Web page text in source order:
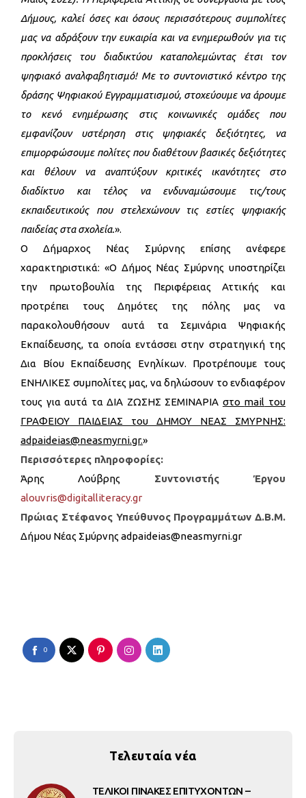
Δήμους, καλεί όσες και όσους περισσότερους συμπολίτες
μας να αδράξουν την ευκαιρία και να ενημερωθούν για τις
προκλήσεις του διαδικτύου καταπολεμώντας έτσι τον
ψηφιακό αναλφαβητισμό! Με το συντονιστικό κέντρο της
δράσης Ψηφιακού Εγγραμματισμού, στοχεύουμε να άρουμε
το κενό ενημέρωσης στις κοινωνικές ομάδες που
εμφανίζουν υστέρηση στις ψηφιακές δεξιότητες, να
επιμορφώσουμε πολίτες που διαθέτουν βασικές δεξιότητες
και θέλουν να αναπτύξουν κριτικές ικανότητες στο
διαδίκτυο και τέλος να ενδυναμώσουμε τις/τους
εκπαιδευτικούς που στελεχώνουν τις εστίες ψηφιακής
παιδείας στα σχολεία.».
Ο Δήμαρχος Νέας Σμύρνης επίσης ανέφερε
χαρακτηριστικά: «Ο Δήμος Νέας Σμύρνης υποστηρίζει
την πρωτοβουλία της Περιφέρειας Αττικής και
προτρέπει τους Δημότες της πόλης μας να
παρακολουθήσουν αυτά τα Σεμινάρια Ψηφιακής
Εκπαίδευσης, τα οποία εντάσσει στην στρατηγική της
Δια Βίου Εκπαίδευσης Ενηλίκων. Προτρέπουμε τους
ΕΝΗΛΙΚΕΣ συμπολίτες μας, να δηλώσουν το ενδιαφέρον
τους για αυτά τα ΔΙΑ ΖΩΣΗΣ ΣΕΜΙΝΑΡΙΑ στο mail του
ΓΡΑΦΕΙΟΥ ΠΑΙΔΕΙΑΣ του ΔΗΜΟΥ ΝΕΑΣ ΣΜΥΡΝΗΣ:
adpaideias@neasmyrni.gr.»
Περισσότερες πληροφορίες:
Άρης Λούβρης Συντονιστής Έργου
alouvris@digitalliteracy.gr
Πρώιας Στέφανος Υπεύθυνος Προγραμμάτων Δ.Β.Μ.
Δήμου Νέας Σμύρνης adpaideias@neasmyrni.gr
0
Τελευταία νέα
ΤΕΛΙΚΟΙ ΠΙΝΑΚΕΣ ΕΠΙΤΥΧΟΝΤΩΝ –